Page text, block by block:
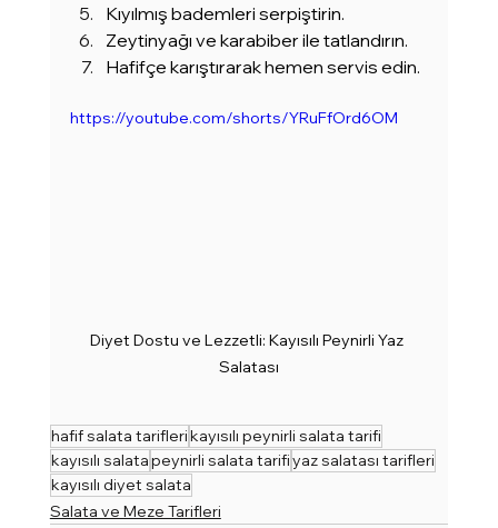
Kıyılmış bademleri serpiştirin.
Zeytinyağı ve karabiber ile tatlandırın.
Hafifçe karıştırarak hemen servis edin.
https://youtube.com/shorts/YRuFfOrd6OM
Diyet Dostu ve Lezzetli: Kayısılı Peynirli Yaz
Salatası
hafif salata tariflerikayısılı peynirli salata tarifi
kayısılı salatapeynirli salata tarifiyaz salatası tarifleri
kayısılı diyet salata
Salata ve Meze Tarifleri